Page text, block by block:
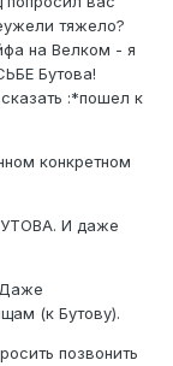
тяжело?
на Велком - я
Бутова!
:*пошел к
конкретном
И даже
Даже
(к Бутову).
позвонить